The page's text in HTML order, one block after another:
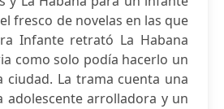
fresco de novelas en las que
Infante retrató La Habana
como solo podía hacerlo un
ciudad. La trama cuenta una
adolescente arrolladora y un